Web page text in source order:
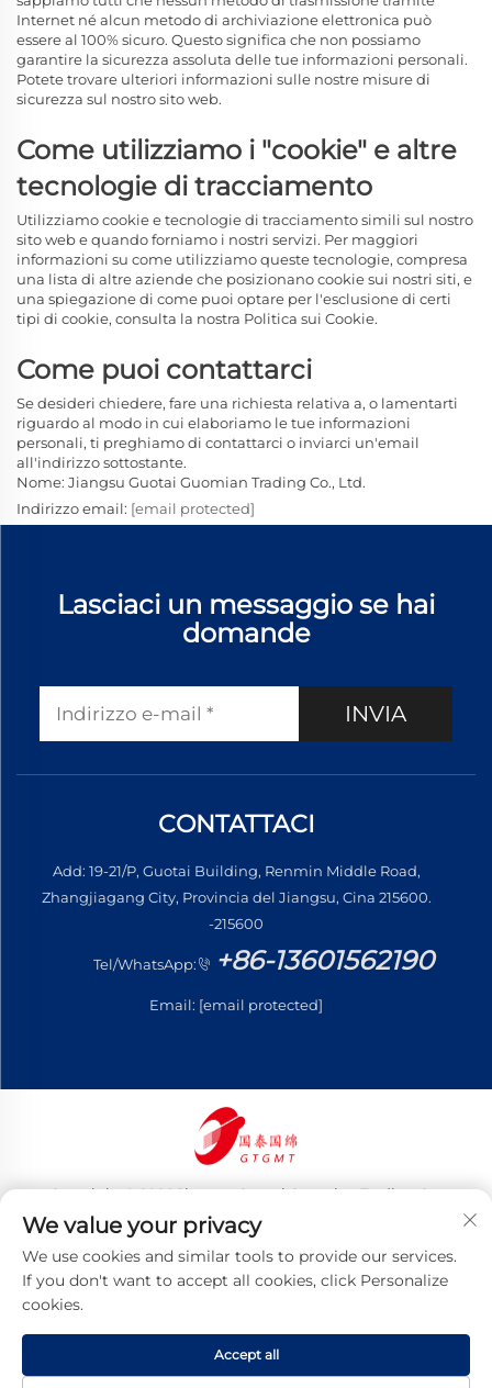
Internet né alcun metodo di archiviazione elettronica può
essere al 100% sicuro. Questo significa che non possiamo
garantire la sicurezza assoluta delle tue informazioni personali.
Potete trovare ulteriori informazioni sulle nostre misure di
sicurezza sul nostro sito web.
Come utilizziamo i "cookie" e altre
tecnologie di tracciamento
Utilizziamo cookie e tecnologie di tracciamento simili sul nostro
sito web e quando forniamo i nostri servizi. Per maggiori
informazioni su come utilizziamo queste tecnologie, compresa
una lista di altre aziende che posizionano cookie sui nostri siti, e
una spiegazione di come puoi optare per l'esclusione di certi
tipi di cookie, consulta la nostra Politica sui Cookie.
Come puoi contattarci
Se desideri chiedere, fare una richiesta relativa a, o lamentarti
riguardo al modo in cui elaboriamo le tue informazioni
personali, ti preghiamo di contattarci o inviarci un'email
all'indirizzo sottostante.
Nome: Jiangsu Guotai Guomian Trading Co., Ltd.
Indirizzo email: [email protected]
Lasciaci un messaggio se hai
domande
INVIA
CONTATTACI
Add: 19-21/P, Guotai Building, Renmin Middle Road,
Zhangjiagang City, Provincia del Jiangsu, Cina 215600.
-215600
Tel/WhatsApp: +86-13601562190
Email: [email protected]
Copyright © 2026 Jiangsu Guotai Guomian Trading Co.,
Ltd. Tutti i diritti riservati
Informativa sulla privacy
We value your privacy
We use cookies and similar tools to provide our services.
If you don't want to accept all cookies, click Personalize
cookies.
Accept all